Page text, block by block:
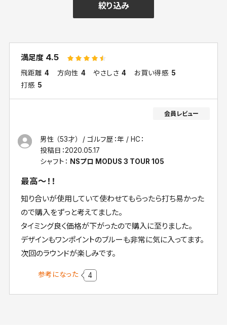
絞り込み
満足度 4.5
飛距離 4 方向性 4 やさしさ 4 お買い得感 5
打感 5
男性 （53才） ゴルフ歴：年
HC：
投稿日：2020.05.17
シャフト： NSプロ MODUS 3 TOUR 105
最高～！！
知り合いが使用していて使わせてもらったら打ち易かった
ので購入をずっと考えてました。
タイミング良く価格が下がったので購入に至りました。
デザインもワンポイントのブルーも非常に気に入ってます。
次回のラウンドが楽しみです。
参考になった 4